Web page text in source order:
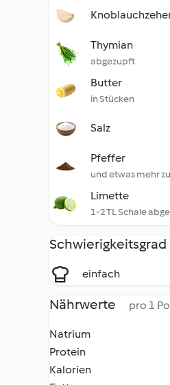
Thymian
abgezupft
Butter
in Stücken
Salz
Pfeffer
und etwas mehr
Limette
1-2 TL Schale
Schwierigkeitsgrad
einfach
Nährwerte pro 1
Natrium
Protein
Kalorien